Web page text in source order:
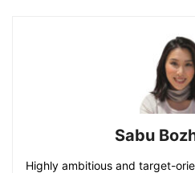
Sabu
Highly ambitious and target-